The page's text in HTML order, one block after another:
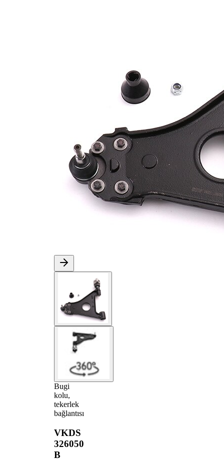
Bugi
kolu,
tekerlek
bağlantısı
VKDS
326050
B
VKDS 326049